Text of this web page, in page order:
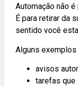
Automação não é
É para retirar da
sentido você
Alguns
avisos
tarefas que